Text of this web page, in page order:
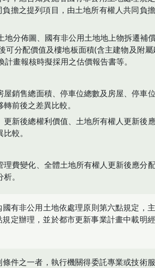
擔之提列項目，由土地所有權人共同負
地分佈圖、國有非公用土地地上物拆遷補
可分配價值及樓地板面積(含主建物及附
畫報核時擬採用之估價報告書等。
銷售總面積、停車位總數及房屋、停車
前後之差異比較。
新後總權利價值、土地所有權人更新後
較。
費變化、全體土地所有權人更新後應分
。
有非公用土地依處理原則第六點規定，
定辦理，並於都市更新事業計畫中載明
件之一者，執行機關得委託專業或技術